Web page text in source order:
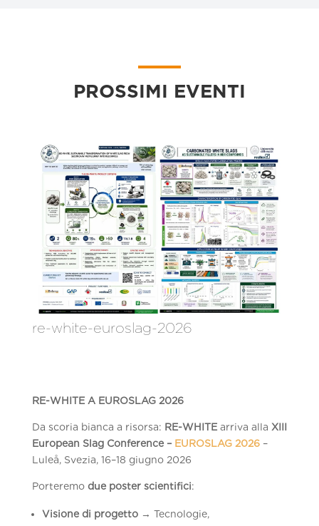
PROSSIMI EVENTI
re-white-euroslag-2026
RE-WHITE A EUROSLAG 2026
Da scoria bianca a risorsa: RE-WHITEarriva alla XIII
European Slag Conference – EUROSLAG 2026–
Luleå, Svezia, 16–18 giugno 2026
Porteremo due poster scientifici:
Visione di progetto→ Tecnologie,